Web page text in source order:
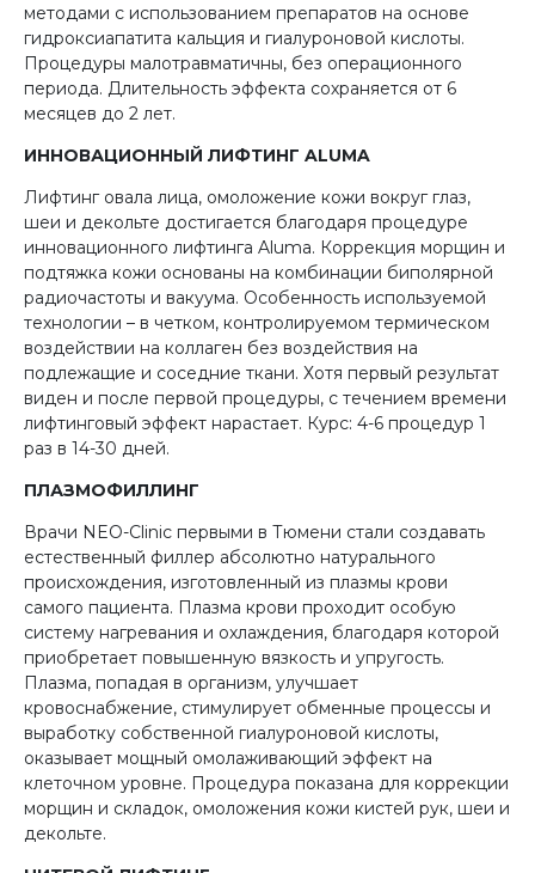
методами с использованием препаратов на основе
гидроксиапатита кальция и гиалуроновой кислоты.
Процедуры малотравматичны, без операционного
периода. Длительность эффекта сохраняется от 6
месяцев до 2 лет.
ИННОВАЦИОННЫЙ ЛИФТИНГ ALUMA
Лифтинг овала лица, омоложение кожи вокруг глаз,
шеи и декольте достигается благодаря процедуре
инновационного лифтинга Aluma. Коррекция морщин и
подтяжка кожи основаны на комбинации биполярной
радиочастоты и вакуума. Особенность используемой
технологии – в четком, контролируе­мом термическом
воздействии на коллаген без воздействия на
подлежащие и соседние ткани. Хотя первый результат
виден и после первой процедуры, с течением времени
лифтинговый эффект нарастает. Курс: 4-6 процедур 1
раз в 14-30 дней.
ПЛАЗМОФИЛЛИНГ
Врачи NEO-Clinic первыми в Тюмени стали создавать
естественный филлер абсолютно натурального
происхождения, изготовленный из плазмы крови
самого пациента. Плазма крови проходит особую
систему нагревания и охлаждения, благодаря которой
приобретает повышенную вязкость и упругость.
Плазма, попадая в организм, улучшает
кровоснабжение, стимулирует обменные процессы и
выработку собственной гиалуроновой кислоты,
оказывает мощный омолаживающий эффект на
клеточном уровне. Процедура показана для коррекции
морщин и складок, омоложения кожи кистей рук, шеи и
декольте.